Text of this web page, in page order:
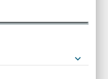
keyboard_arrow_down